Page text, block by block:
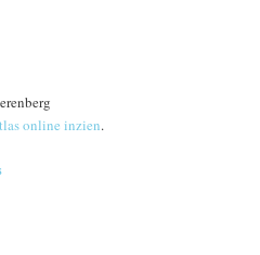
online inzien.